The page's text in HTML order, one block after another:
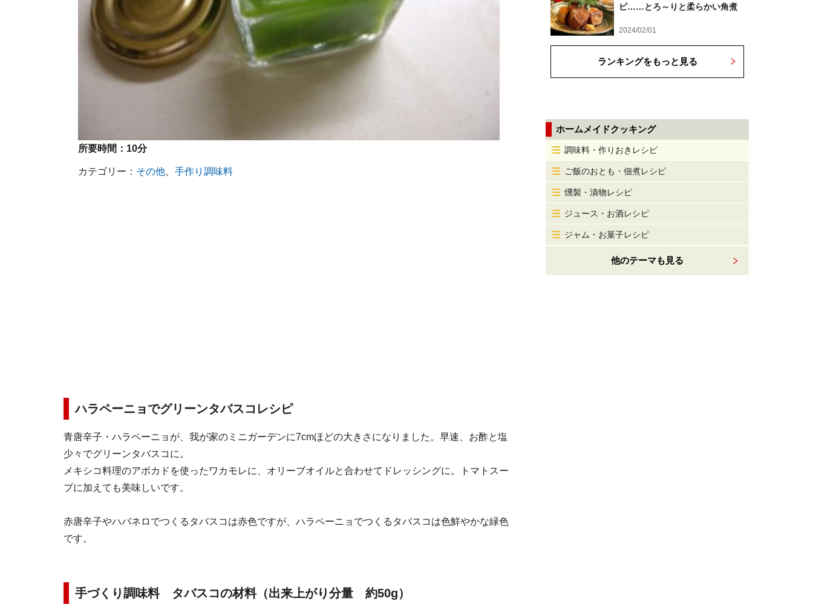
所要時間： 10分
カテゴリー： その他、 手作り調味料
ハラペーニョでグリーンタバスコレシピ
青唐辛子・ハラペーニョが、我が家のミニガーデンに7cmほどの大きさになりました。早速、お酢と塩
少々でグリーンタバスコに。
メキシコ料理のアボカドを使ったワカモレに、オリーブオイルと合わせてドレッシングに。トマトスー
プに加えても美味しいです。
赤唐辛子やハバネロでつくるタバスコは赤色ですが、ハラペーニョでつくるタバスコは色鮮やかな緑色
です。
手づくり調味料 タバスコの材料（出来上がり分量 約50g）
ピ……とろ～りと柔らかい角煮
2024/02/01
ランキングをもっと見る
ホームメイドクッキング
調味料・作りおきレシピ
ご飯のおとも・佃煮レシピ
燻製・漬物レシピ
ジュース・お酒レシピ
ジャム・お菓子レシピ
他のテーマも見る